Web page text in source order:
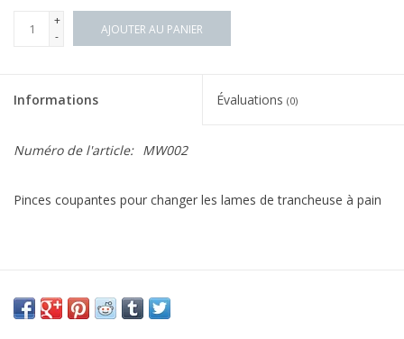
+
-
AJOUTER AU PANIER
Informations Évaluations (0)
Numéro de l'article: MW002
Pinces coupantes pour changer les lames de trancheuse à pain